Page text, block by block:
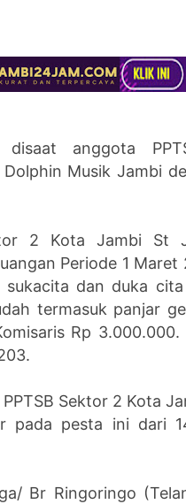
disaat anggota
Musik Jambi
2 Kota Jambi St
Periode 1 Maret
sukacita dan duka
termasuk panjar
Rp
Sektor 2 Kota
pada pesta ini dari
Br Ringoringo